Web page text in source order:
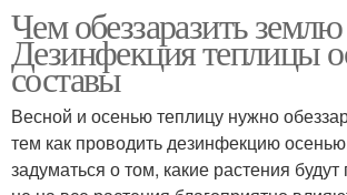
Чем обеззаразить
Дезинфекция теплицы
составы
Весной и осенью теплицу нужно
тем как проводить дезинфекцию
задуматься о том, какие растения